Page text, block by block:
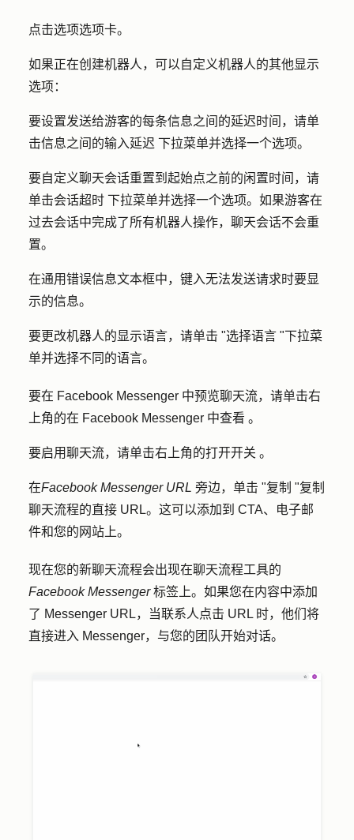
点击选项选项卡。
如果正在创建机器人，可以自定义机器人的其他显示
选项：
要设置发送给游客的每条信息之间的延迟时间，请单
击信息之间的输入延迟 下拉菜单并选择一个选项。
要自定义聊天会话重置到起始点之前的闲置时间，请
单击会话超时 下拉菜单并选择一个选项。如果游客在
过去会话中完成了所有机器人操作，聊天会话不会重
置。
在通用错误信息文本框中，键入无法发送请求时要显
示的信息。
要更改机器人的显示语言，请单击 "选择语言 "下拉菜
单并选择不同的语言。
要在 Facebook Messenger 中预览聊天流，请单击右
上角的在 Facebook Messenger 中查看 。
要启用聊天流，请单击右上角的打开开关 。
在Facebook Messenger URL 旁边，单击 "复制 "复制
聊天流程的直接 URL。这可以添加到 CTA、电子邮
件和您的网站上。
现在您的新聊天流程会出现在聊天流程工具的
Facebook Messenger标签上。如果您在内容中添加
了 Messenger URL，当联系人点击 URL 时，他们将
直接进入 Messenger，与您的团队开始对话。